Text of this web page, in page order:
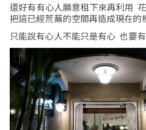
還好有有心人願意租下來再利用
把這已經荒蕪的空間再造成現在的
只能說有心人不能只是有心 也要